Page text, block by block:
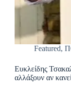
Featured,
Ευκλείδης
αλλάξουν αν